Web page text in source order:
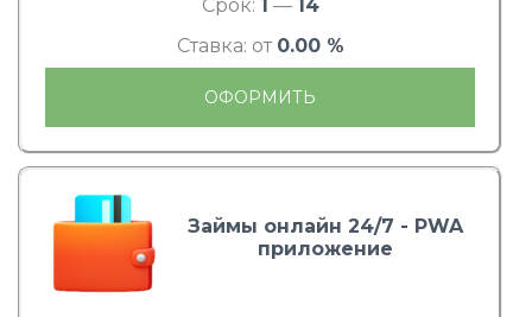
Срок: 1 — 14
Ставка: от 0.00 %
ОФОРМИТЬ
Займы онлайн 24/7 - PWA
приложение